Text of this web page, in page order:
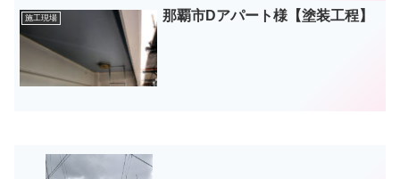
施工現場 那覇市Dアパート様【塗装工程】